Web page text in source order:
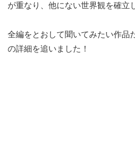
が重なり、他にない世界観を確立
全編をとおして聞いてみたい作品
の詳細を追いました！